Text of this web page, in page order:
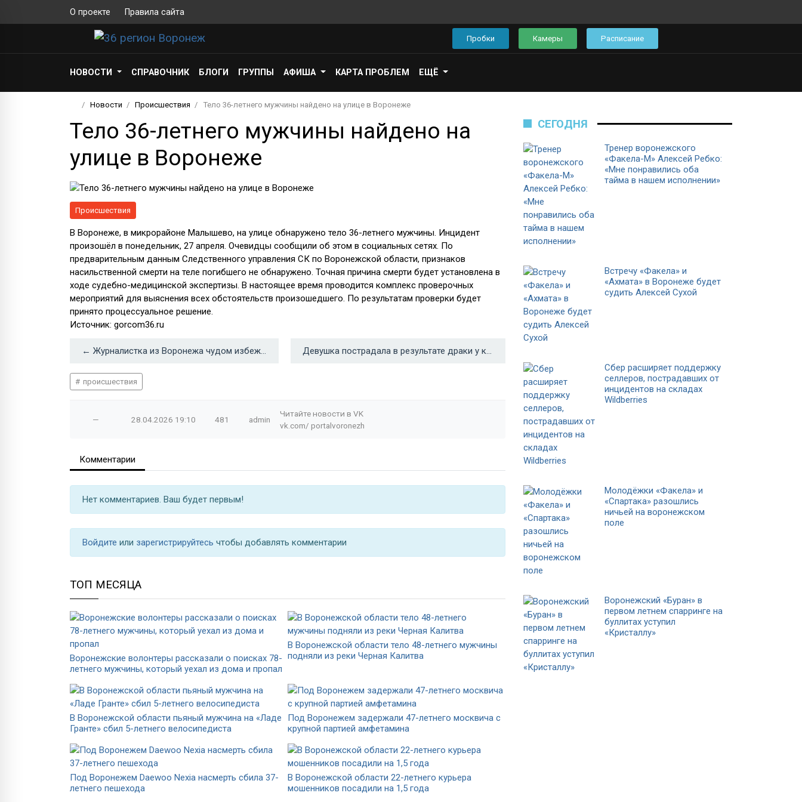
О проекте Правила сайта
Пробки Камеры Расписание
НОВОСТИ СПРАВОЧНИК БЛОГИ ГРУППЫ АФИША КАРТА ПРОБЛЕМ ЕЩЁ
Новости Происшествия Тело 36-летнего мужчины найдено на улице в Воронеже
Тело 36-летнего мужчины найдено на
улице в Воронеже
Происшествия
В Воронеже, в микрорайоне Малышево, на улице обнаружено тело 36-летнего мужчины. Инцидент
произошёл в понедельник, 27 апреля. Очевидцы сообщили об этом в социальных сетях. По
предварительным данным Следственного управления СК по Воронежской области, признаков
насильственной смерти на теле погибшего не обнаружено. Точная причина смерти будет установлена в
ходе судебно-медицинской экспертизы. В настоящее время проводится комплекс проверочных
мероприятий для выяснения всех обстоятельств произошедшего. По результатам проверки будет
принято процессуальное решение.
Источник: gorcom36.ru
← Журналистка из Воронежа чудом избежала гибели при обстреле в Херсонской области Девушка пострадала в результате драки у караоке-бара в Воронеже →
происшествия
— 28.04.2026 19:10 481 admin
Читайте новости в VK
vk.com/ portalvoronezh
Комментарии
Нет комментариев. Ваш будет первым!
Войдите или зарегистрируйтесь чтобы добавлять комментарии
ТОП МЕСЯЦА
Воронежские волонтеры рассказали о поисках 78-
летнего мужчины, который уехал из дома и пропал
В Воронежской области тело 48-летнего мужчины
подняли из реки Черная Калитва
В Воронежской области пьяный мужчина на «Ладе
Гранте» сбил 5-летнего велосипедиста
Под Воронежем задержали 47-летнего москвича с
крупной партией амфетамина
Под Воронежем Daewoo Nexia насмерть сбила 37-
летнего пешехода
В Воронежской области 22-летнего курьера
мошенников посадили на 1,5 года
СЕГОДНЯ
Тренер воронежского
«Факела-М» Алексей Ребко:
«Мне понравились оба
тайма в нашем исполнении»
Встречу «Факела» и
«Ахмата» в Воронеже будет
судить Алексей Сухой
Сбер расширяет поддержку
селлеров, пострадавших от
инцидентов на складах
Wildberries
Молодёжки «Факела» и
«Спартака» разошлись
ничьей на воронежском
поле
Воронежский «Буран» в
первом летнем спарринге на
буллитах уступил
«Кристаллу»